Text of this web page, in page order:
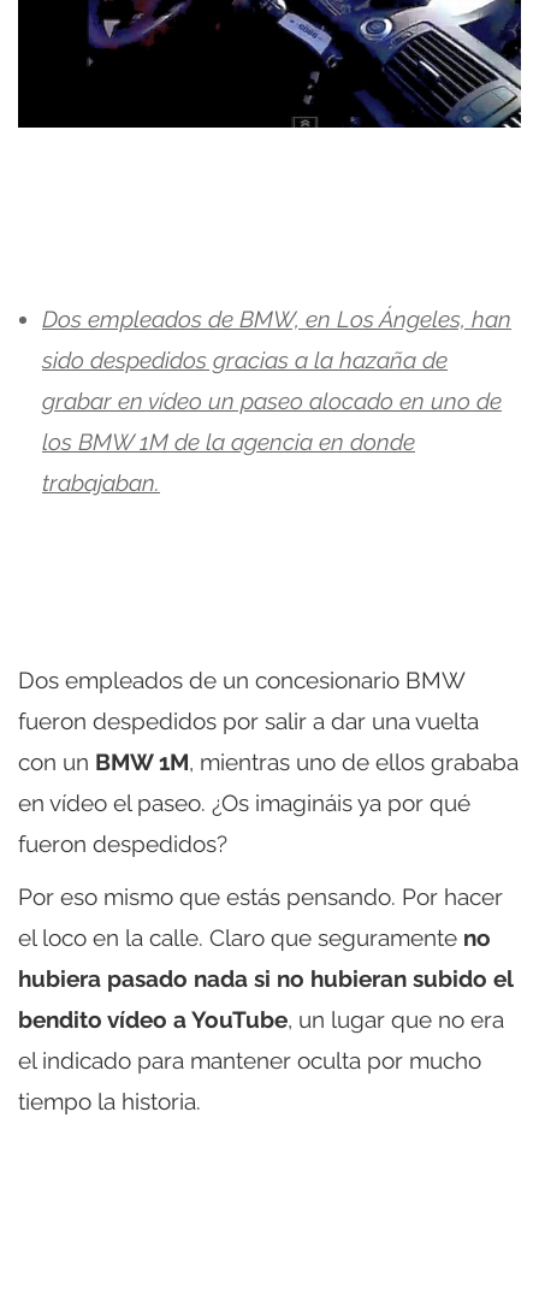
Dos empleados de BMW, en Los Ángeles, han
sido despedidos gracias a la hazaña de
grabar en vídeo un paseo alocado en uno de
los BMW 1M de la agencia en donde
trabajaban.
Dos empleados de un concesionario BMW
fueron despedidos por salir a dar una vuelta
con un BMW 1M, mientras uno de ellos grababa
en vídeo el paseo. ¿Os imagináis ya por qué
fueron despedidos?
Por eso mismo que estás pensando. Por hacer
el loco en la calle. Claro que seguramente no
hubiera pasado nada si no hubieran subido el
bendito vídeo a YouTube, un lugar que no era
el indicado para mantener oculta por mucho
tiempo la historia.